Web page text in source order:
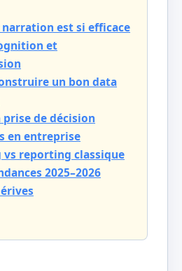
est si efficace
et
un bon data
prise de décision
en entreprise
reporting classique
2025–2026